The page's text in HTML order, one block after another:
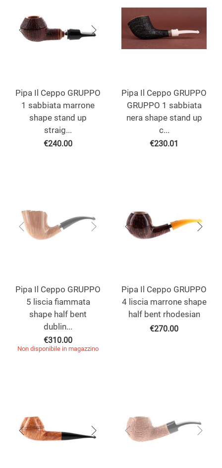
Pipa Il Ceppo GRUPPO
1 sabbiata marrone
shape stand up
straig...
€240.00
Pipa Il Ceppo GRUPPO
GRUPPO 1 sabbiata
nera shape stand up
c...
€230.01
Pipa Il Ceppo GRUPPO
5 liscia fiammata
shape half bent
dublin...
€310.00
Non disponibile in magazzino
Pipa Il Ceppo GRUPPO
4 liscia marrone shape
half bent rhodesian
€270.00